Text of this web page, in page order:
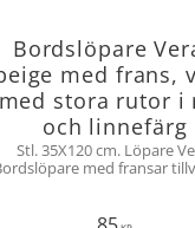
Bordslöpare
med frans,
med stora rutor i
och linnefärg
Stl. 35X120 cm. Löpare
med fransar